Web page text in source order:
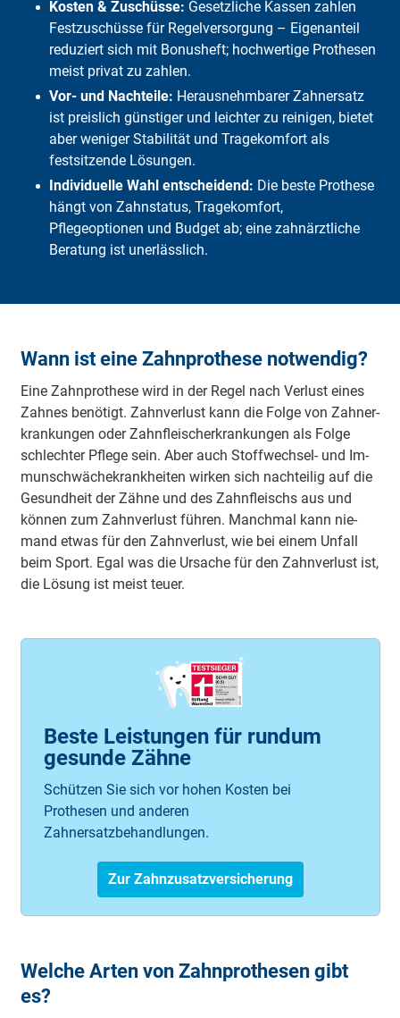
Kosten & Zuschüsse: Gesetzliche Kassen zahlen
Festzuschüsse für Regelversorgung – Eigenanteil
reduziert sich mit Bonusheft; hochwertige Prothesen
meist privat zu zahlen.
Vor- und Nachteile: Herausnehmbarer Zahnersatz
ist preislich günstiger und leichter zu reinigen, bietet
aber weniger Stabilität und Tragekomfort als
festsitzende Lösungen.
Individuelle Wahl entscheidend: Die beste Prothese
hängt von Zahnstatus, Tragekomfort,
Pflegeoptionen und Budget ab; eine zahnärztliche
Beratung ist unerlässlich.
Wann ist eine Zahnprothese notwendig?
Eine Zahnprothese wird in der Regel nach Ver­lust ei­nes
Zah­nes be­nö­tigt. Zahn­ver­lust kann die Fol­ge von Zahn­er­
kran­kun­gen oder Zahn­fleisch­er­kran­kun­gen als Fol­ge
schlech­ter Pfle­ge sein. Aber auch Stoff­wech­sel- und Im­
mun­schwä­che­krank­hei­ten wir­ken sich nach­tei­lig auf die
Ge­sund­heit der Zäh­ne und des Zahn­fleischs aus und
kön­nen zum Zahn­ver­lust füh­ren. Manch­mal kann nie­
mand et­was für den Zahn­ver­lust, wie bei ei­nem Un­fall
beim Sport. Egal was die Ur­sa­che für den Zahn­ver­lust ist,
die Lö­sung ist meist teu­er.
Beste Leistungen für rundum
gesunde Zähne
Schützen Sie sich vor hohen Kosten bei
Prothesen und anderen
Zahnersatzbehandlungen.
Zur Zahnzusatzversicherung
Welche Arten von Zahnprothesen gibt
es?